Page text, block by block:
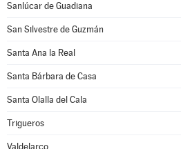
Sanlúcar de Guadiana
San Silvestre de Guzmán
Santa Ana la Real
Santa Bárbara de Casa
Santa Olalla del Cala
Trigueros
Valdelarco